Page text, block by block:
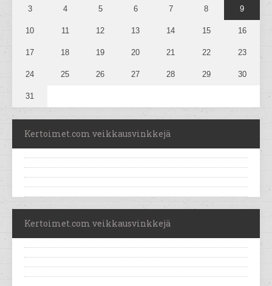
3 4 5 6 7 8 9
10 11 12 13 14 15 16
17 18 19 20 21 22 23
24 25 26 27 28 29 30
31
Kertoimet.com veikkausvinkkejä
Kertoimet.com veikkausvinkkejä